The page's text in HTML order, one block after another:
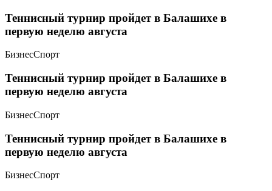
Теннисный турнир пройдет в Балашихе в
первую неделю августа
БизнесСпорт
Теннисный турнир пройдет в Балашихе в
первую неделю августа
БизнесСпорт
Теннисный турнир пройдет в Балашихе в
первую неделю августа
БизнесСпорт